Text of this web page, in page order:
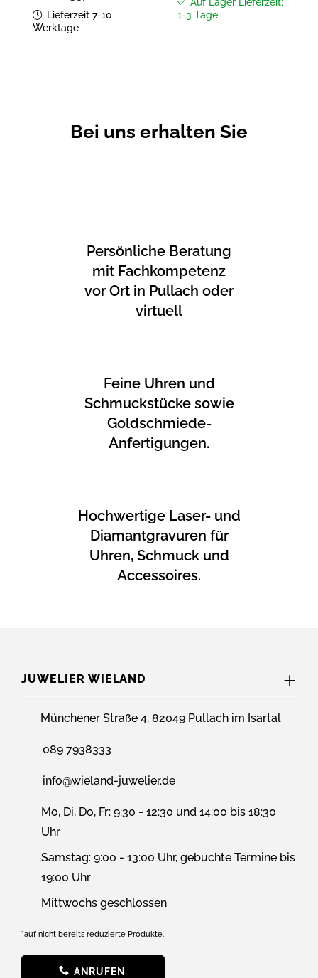
Lieferzeit 7-10
Werktage
1-3 Tage
Bei uns erhalten Sie
Persönliche Beratung
mit Fachkompetenz
vor Ort in Pullach oder
virtuell
Feine Uhren und
Schmuckstücke sowie
Goldschmiede-
Anfertigungen.
Hochwertige Laser- und
Diamantgravuren für
Uhren, Schmuck und
Accessoires.
JUWELIER WIELAND
Münchener Straße 4, 82049 Pullach im Isartal
089 7938333
info@wieland-juwelier.de
Mo, Di, Do, Fr: 9:30 - 12:30 und 14:00 bis 18:30
Uhr
Samstag: 9:00 - 13:00 Uhr, gebuchte Termine bis
19:00 Uhr
Mittwochs geschlossen
*auf nicht bereits reduzierte Produkte.
ANRUFEN